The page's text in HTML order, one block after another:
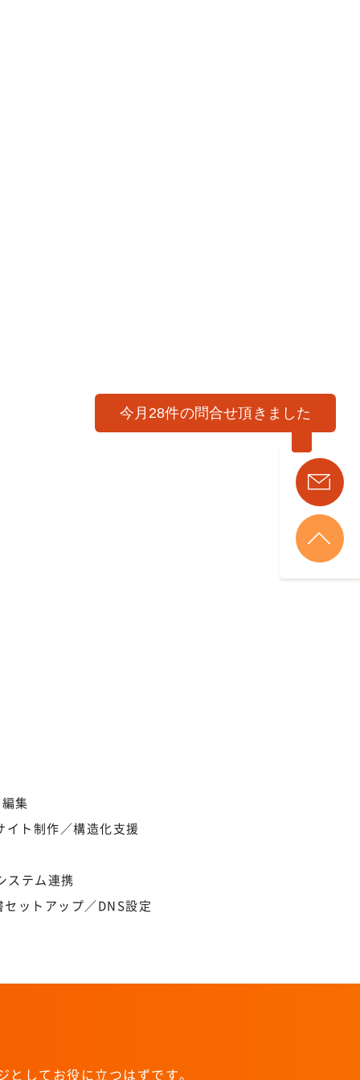
集
イト制作／構造化支援
ステム連携
ットアップ／DNS設定
としてお役に立つはずです。
今月28件の問合せ頂きました